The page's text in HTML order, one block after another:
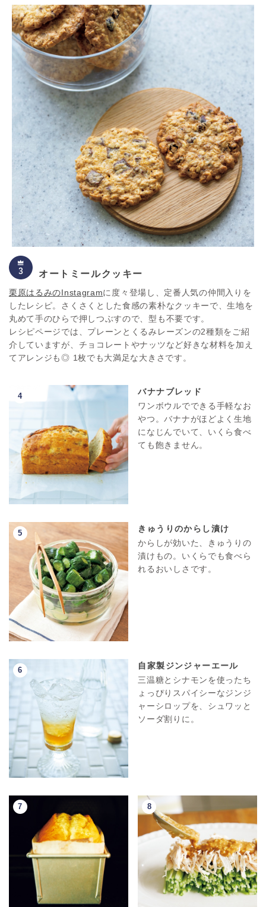
オートミールクッキー
栗原はるみのInstagramに度々登場し、定番人気の仲間入りを
したレシピ。さくさくとした食感の素朴なクッキーで、生地を
丸めて手のひらで押しつぶすので、型も不要です。
レシピページでは、プレーンとくるみレーズンの2種類をご紹
介していますが、チョコレートやナッツなど好きな材料を加え
てアレンジも◎ 1枚でも大満足な大きさです。
バナナブレッド
ワンボウルでできる手軽なお
やつ。バナナがほどよく生地
になじんでいて、いくら食べ
ても飽きません。
きゅうりのからし漬け
からしが効いた、きゅうりの
漬けもの。いくらでも食べら
れるおいしさです。
自家製ジンジャーエール
三温糖とシナモンを使ったち
ょっぴりスパイシーなジンジ
ャーシロップを、シュワッと
ソーダ割りに。